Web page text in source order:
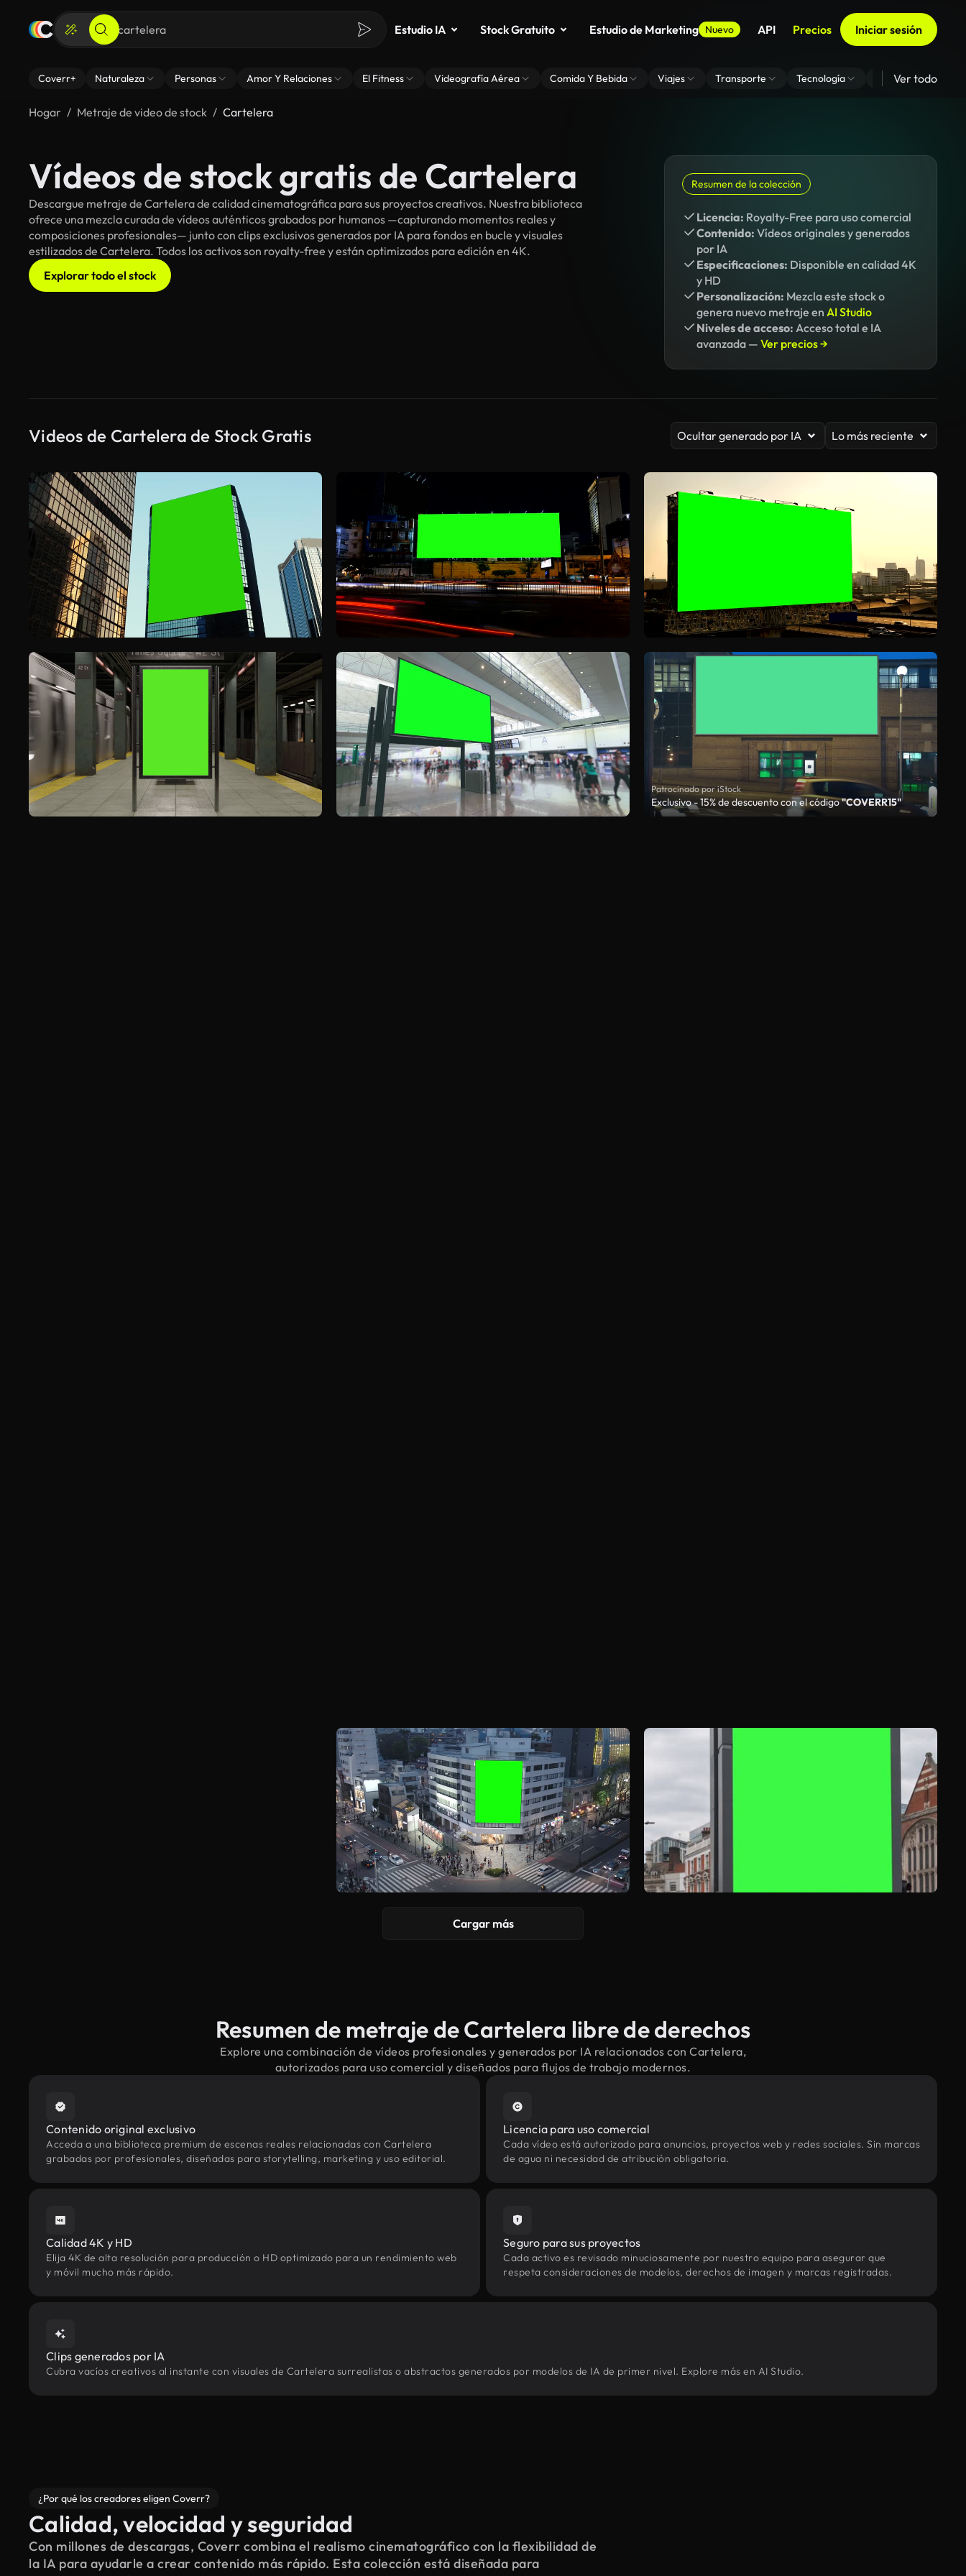
Estudio IA Stock Gratuito Estudio de Marketing Nuevo API Precios Iniciar sesión
Coverr+ Naturaleza Personas Amor Y Relaciones El Fitness Videografía Aérea Comida Y Bebida Viajes Transporte Tecnología Zoom De Fondo
Ver todo
Hogar Metraje de video de stock Cartelera
Vídeos de stock gratis de Cartelera
Descargue metraje de Cartelera de calidad cinematográfica para sus proyectos creativos. Nuestra biblioteca
ofrece una mezcla curada de vídeos auténticos grabados por humanos —capturando momentos reales y
composiciones profesionales— junto con clips exclusivos generados por IA para fondos en bucle y visuales
estilizados de Cartelera. Todos los activos son royalty-free y están optimizados para edición en 4K.
Explorar todo el stock
Resumen de la colección
Licencia: Royalty-Free para uso comercial
Contenido: Vídeos originales y generados
por IA
Especificaciones: Disponible en calidad 4K
y HD
Personalización: Mezcla este stock o
genera nuevo metraje en AI Studio
Niveles de acceso: Acceso total e IA
avanzada — Ver precios →
Videos de Cartelera de Stock Gratis Ocultar generado por IA Lo más reciente
Patrocinado por iStock
Exclusivo - 15% de descuento con el código"COVERR15"
Cargar más
Resumen de metraje de Cartelera libre de derechos
Explore una combinación de vídeos profesionales y generados por IA relacionados con Cartelera,
autorizados para uso comercial y diseñados para flujos de trabajo modernos.
Contenido original exclusivo
Acceda a una biblioteca premium de escenas reales relacionadas con Cartelera
grabadas por profesionales, diseñadas para storytelling, marketing y uso editorial.
Licencia para uso comercial
Cada vídeo está autorizado para anuncios, proyectos web y redes sociales. Sin marcas
de agua ni necesidad de atribución obligatoria.
Calidad 4K y HD
Elija 4K de alta resolución para producción o HD optimizado para un rendimiento web
y móvil mucho más rápido.
Seguro para sus proyectos
Cada activo es revisado minuciosamente por nuestro equipo para asegurar que
respeta consideraciones de modelos, derechos de imagen y marcas registradas.
Clips generados por IA
Cubra vacíos creativos al instante con visuales de Cartelera surrealistas o abstractos generados por modelos de IA de primer nivel. Explore más en AI Studio.
¿Por qué los creadores eligen Coverr?
Calidad, velocidad y seguridad
Con millones de descargas, Coverr combina el realismo cinematográfico con la flexibilidad de
la IA para ayudarle a crear contenido más rápido. Esta colección está diseñada para